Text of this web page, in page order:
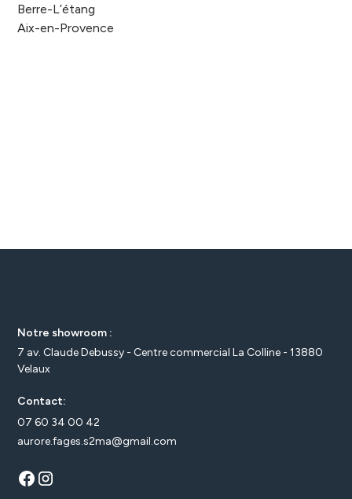
Berre-L’étang
Aix-en-Provence
Notre showroom :
7 av. Claude Debussy - Centre commercial La Colline - 13880
Velaux
Contact:
07 60 34 00 42
aurore.fages.s2ma@gmail.com